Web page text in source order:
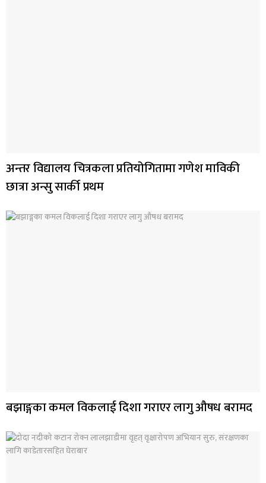
अन्तर विद्यालय चित्रकला प्रतियोगितामा गणेश माविकी
छात्रा अन्सु सार्की प्रथम
बझाङ्गका कमल विकलाई दिशा गराएर लागु औषध बरामद